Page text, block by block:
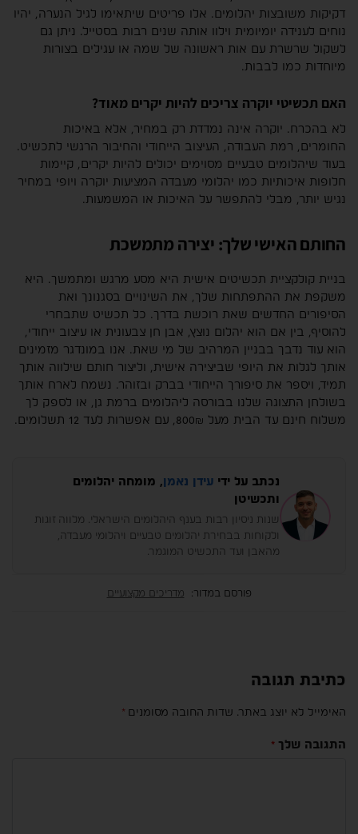
דקיקות משובצות יהלומים. אלו פריטים שיתאימו לגיל הנערה, יהיו
נוחים לענידה יומיומית וילוו אותה שנים רבות בסטייל. ניתן גם
לשקול שרשרת עם אות ראשונה של שמה או עגילים בצורות
מיוחדות כמו לבבות.
האם תכשיטי יוקרה צריכים להיות יקרים מאוד?
לא בהכרח. יוקרה אינה נמדדת רק במחיר, אלא באיכות
החומרים, רמת העבודה, העיצוב הייחודי והחיבור הרגשי לתכשיט.
בעוד שיהלומים טבעיים מסוימים יכולים להיות יקרים, קיימות
חלופות איכותיות כמו יהלומי מעבדה המציעות יוקרה ויופי במחיר
נגיש יותר, מבלי להתפשר על האיכות או המשמעות.
החותם האישי שלך: יצירה מתמשכת
בניית קולקציית תכשיטים אישית היא מסע מרגש ומתמשך. היא
משקפת את ההתפתחות שלך, את השינויים בסגנונך ואת
הסיפורים החדשים שאת רוכשת בדרך. כל תכשיט שתבחרי
להוסיף, בין אם הוא יהלום נוצץ, אבן חן צבעונית או עיצוב ייחודי,
הוא עוד נדבך בבניין המרהיב של מי שאת. אנו במונדגר מזמינים
אותך לגלות את היופי שביצירה אישית, וליצור חותם שילווה אותך
תמיד, ויספר את סיפורך הייחודי בברק ובזוהר. נשמח לארח אותך
בשולחן התצוגה שלנו בבורסה ליהלומים ברמת גן, או לספק לך
משלוח חינם עד הבית מעל 800₪, עם אפשרות לעד 12 תשלומים.
נכתב על ידי עידן נאמן, מומחה יהלומים
ותכשיטן
שנות ניסיון רבות בענף היהלומים הישראלי. מלווה זוגות
ולקוחות בבחירת יהלומים טבעיים ויהלומי מעבדה,
מהאבן ועד התכשיט המוגמר.
פורסם במדור: מדריכים מקצועיים
כתיבת תגובה
האימייל לא יוצג באתר. שדות החובה מסומנים *
התגובה שלך *